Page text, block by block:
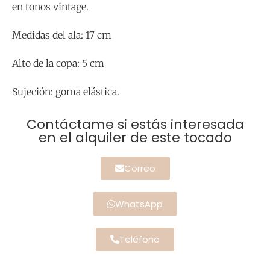
en tonos vintage.
Medidas del ala: 17 cm
Alto de la copa: 5 cm
Sujeción: goma elástica.
Contáctame si estás interesada
en el alquiler de este tocado
Correo
WhatsApp
Teléfono